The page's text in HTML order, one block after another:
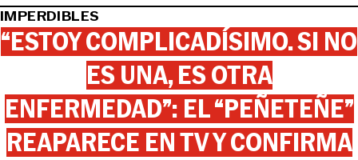
IMPERDIBLES
“ESTOY COMPLICADÍSIMO. SI NO
ES UNA, ES OTRA
ENFERMEDAD”: EL “PEÑETEÑE”
REAPARECE EN TV Y CONFIRMA